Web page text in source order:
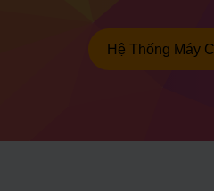
Hệ Thống Máy